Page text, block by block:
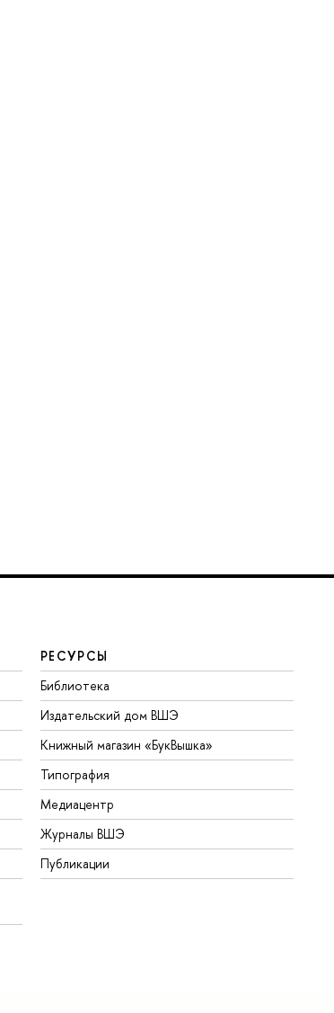
РЕСУРСЫ
Библиотека
Издательский дом ВШЭ
Книжный магазин «БукВышка»
Типография
Медиацентр
Журналы ВШЭ
Публикации